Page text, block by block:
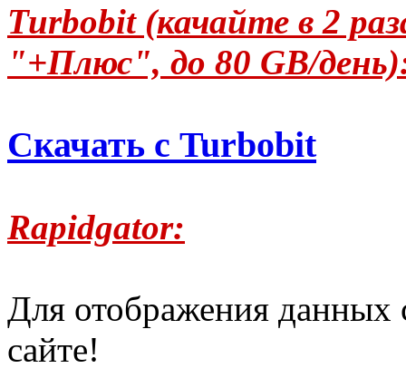
Turbobit (качайте в 2
"+Плюс", до 80 GB/
Скачать с Turbobit
Rapidgator:
Для отображения
сайте!